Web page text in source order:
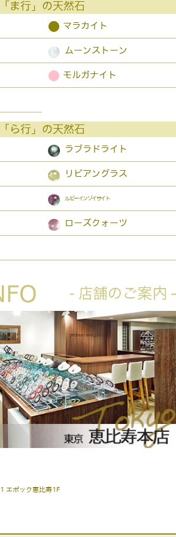
「ま行」の天然石
● マラカイト
ムーンストーン
● モルガナイト
「ら行」の天然石
ラブラドライト
リビアングラス
ルビーインゾイサイト
ローズクォーツ
エポック恵比寿1F